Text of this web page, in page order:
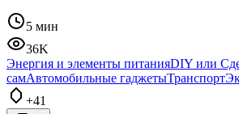
5 мин
36K
Энергия и элементы питанияDIY или
самАвтомобильные гаджетыТранспорт
+41